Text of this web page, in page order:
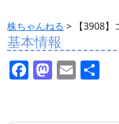
株ちゃんねる > 【3908
基本情報
F M E